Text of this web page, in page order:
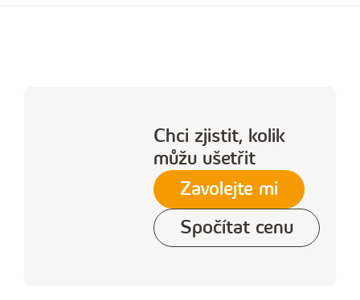
Chci zjistit, kolik
můžu ušetřit
Zavolejte mi
Spočítat cenu